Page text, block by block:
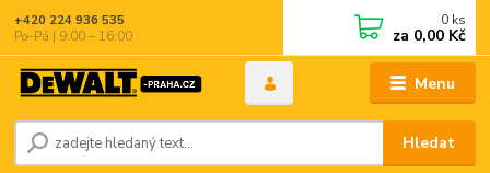
Menu
Hledat
+420 224 936 535
Po–Pá | 9:00 – 16:00
0 ks
za 0,00 Kč